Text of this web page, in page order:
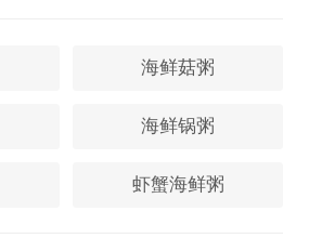
海鲜菇粥
海鲜锅粥
虾蟹海鲜粥